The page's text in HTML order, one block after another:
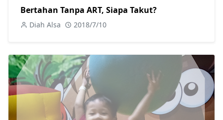
Bertahan Tanpa ART, Siapa Takut?
Diah Alsa 2018/7/10